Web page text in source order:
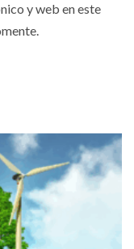
y web en este